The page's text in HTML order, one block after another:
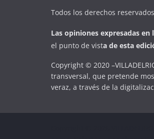
Todos los derechos
Las opiniones expresadas en
el punto de vista de esta
Copyright © 2020
transversal, que pretende
veraz, a través de la